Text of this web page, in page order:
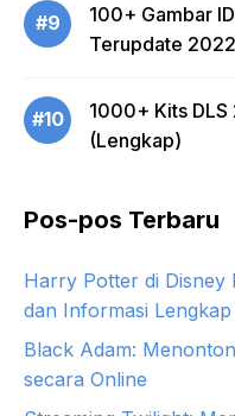
#9
100+ Gambar
Terupdate 2022
#10
1000+ Kits
(Lengkap)
Pos-pos Terbaru
Harry Potter di Disney
dan Informasi Lengkap
Black Adam:
secara Online